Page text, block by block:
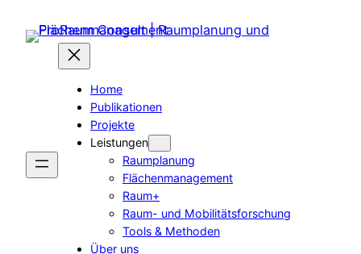
Inhalt
Home
Publikationen
Projekte
Leistungen
Raumplanung
Flächenmanagement
Raum+
Raum- und Mobilitätsforschung
Tools & Methoden
Über uns